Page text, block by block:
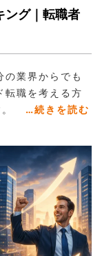
ング｜転職者
の業界からでも
転職を考える方
。 …続きを読む